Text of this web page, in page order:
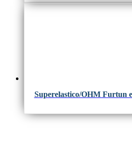
Superelastico/OHM Furtun